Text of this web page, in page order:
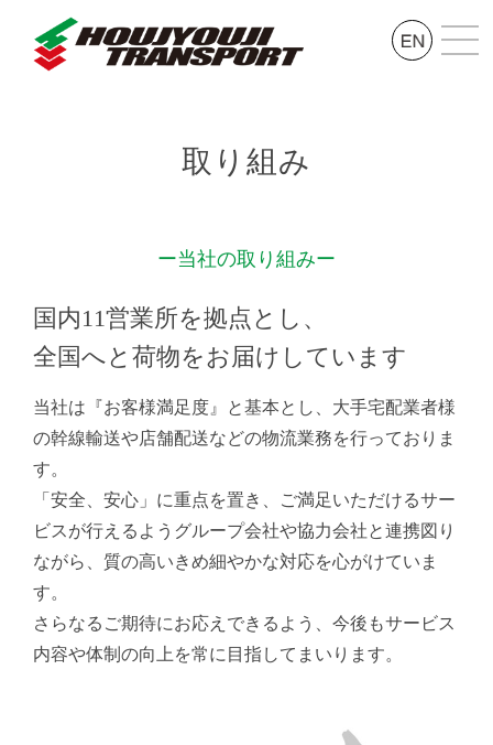
取り組み
ー当社の取り組みー
国内11営業所を拠点とし、
全国へと荷物をお届けしています
当社は『お客様満足度』と基本とし、大手宅配業者様
の幹線輸送や店舗配送などの物流業務を行っておりま
す。
「安全、安心」に重点を置き、ご満足いただけるサー
ビスが行えるようグループ会社や協力会社と連携図り
ながら、質の高いきめ細やかな対応を心がけていま
す。
さらなるご期待にお応えできるよう、今後もサービス
内容や体制の向上を常に目指してまいります。